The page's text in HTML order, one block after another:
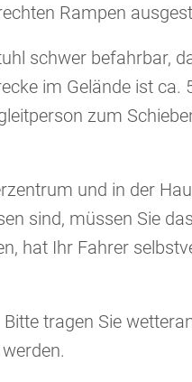
Rampen
schwer befahrbar,
im Gelände ist ca.
zum
und in der
sind, müssen Sie
hat Ihr Fahrer
tragen Sie